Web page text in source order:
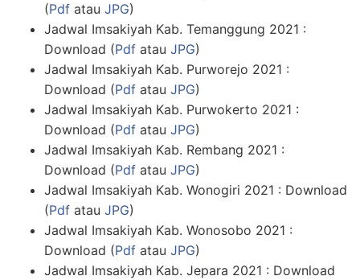
(Pdf atau JPG)
Jadwal Imsakiyah Kab. Temanggung 2021 :
Download (Pdf atau JPG)
Jadwal Imsakiyah Kab. Purworejo 2021 :
Download (Pdf atau JPG)
Jadwal Imsakiyah Kab. Purwokerto 2021 :
Download (Pdf atau JPG)
Jadwal Imsakiyah Kab. Rembang 2021 :
Download (Pdf atau JPG)
Jadwal Imsakiyah Kab. Wonogiri 2021 : Download
(Pdf atau JPG)
Jadwal Imsakiyah Kab. Wonosobo 2021 :
Download (Pdf atau JPG)
Jadwal Imsakiyah Kab. Jepara 2021 : Download